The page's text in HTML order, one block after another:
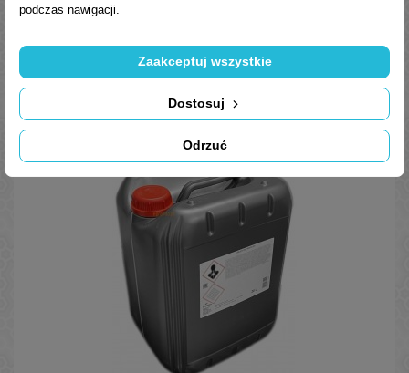
Podobne Produkty
podczas nawigacji.
Odrzuć
Dostosuj
Zaakceptuj wszystkie